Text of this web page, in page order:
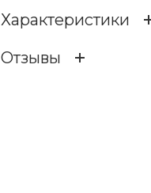
Характеристики
Отзывы